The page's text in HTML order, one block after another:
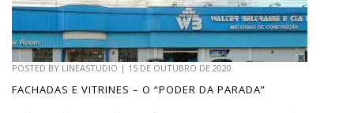
POSTED BY LINEASTUDIO | 15 DE OUTUBRO DE 2020
FACHADAS E VITRINES – O “PODER DA PARADA”